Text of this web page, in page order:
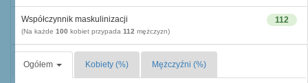
112
Współczynnik maskulinizacji
(Na każde 100 kobiet przypada 112 mężczyzn)
Ogółem Kobiety (%) Mężczyźni (%)